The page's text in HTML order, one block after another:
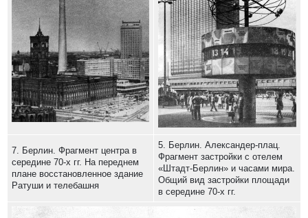
7. Берлин. Фрагмент центра в
середине 70-х гг. На переднем
плане восстановленное здание
Ратуши и телебашня
5. Берлин. Александер-плац.
Фрагмент застройки с отелем
«Штадт-Берлин» и часами мира.
Общий вид застройки площади
в середине 70-х гг.